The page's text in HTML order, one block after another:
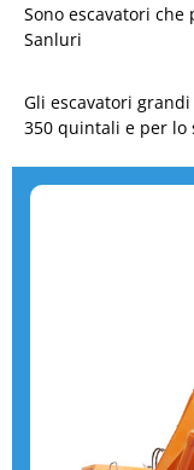
Sono escavatori che
Sanluri
Gli escavatori
350 quintali e per lo